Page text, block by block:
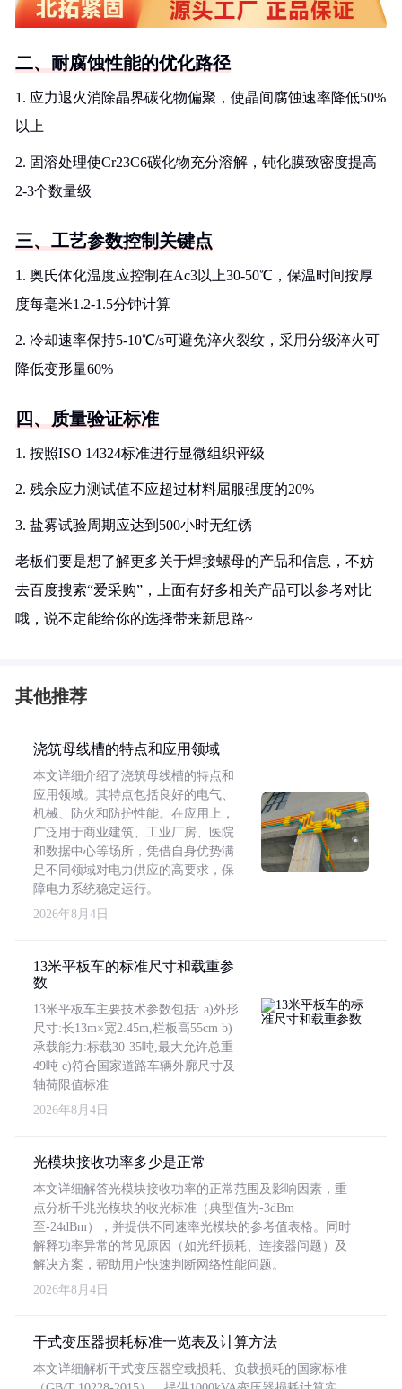
二、耐腐蚀性能的优化路径
1. 应力退火消除晶界碳化物偏聚，使晶间腐蚀速率降低50%
以上
2. 固溶处理使Cr23C6碳化物充分溶解，钝化膜致密度提高
2-3个数量级
三、工艺参数控制关键点
1. 奥氏体化温度应控制在Ac3以上30-50℃，保温时间按厚
度每毫米1.2-1.5分钟计算
2. 冷却速率保持5-10℃/s可避免淬火裂纹，采用分级淬火可
降低变形量60%
四、质量验证标准
1. 按照ISO 14324标准进行显微组织评级
2. 残余应力测试值不应超过材料屈服强度的20%
3. 盐雾试验周期应达到500小时无红锈
老板们要是想了解更多关于焊接螺母的产品和信息，不妨
去百度搜索“爱采购”，上面有好多相关产品可以参考对比
哦，说不定能给你的选择带来新思路~
其他推荐
浇筑母线槽的特点和应用领域
本文详细介绍了浇筑母线槽的特点和
应用领域。其特点包括良好的电气、
机械、防火和防护性能。在应用上，
广泛用于商业建筑、工业厂房、医院
和数据中心等场所，凭借自身优势满
足不同领域对电力供应的高要求，保
障电力系统稳定运行。
2026年8月4日
13米平板车的标准尺寸和载重参
数
13米平板车主要技术参数包括: a)外形
尺寸:长13m×宽2.45m,栏板高55cm b)
承载能力:标载30-35吨,最大允许总重
49吨 c)符合国家道路车辆外廓尺寸及
轴荷限值标准
2026年8月4日
光模块接收功率多少是正常
本文详细解答光模块接收功率的正常范围及影响因素，重
点分析千兆光模块的收光标准（典型值为-3dBm
至-24dBm），并提供不同速率光模块的参考值表格。同时
解释功率异常的常见原因（如光纤损耗、连接器问题）及
解决方案，帮助用户快速判断网络性能问题。
2026年8月4日
干式变压器损耗标准一览表及计算方法
本文详细解析干式变压器空载损耗、负载损耗的国家标准